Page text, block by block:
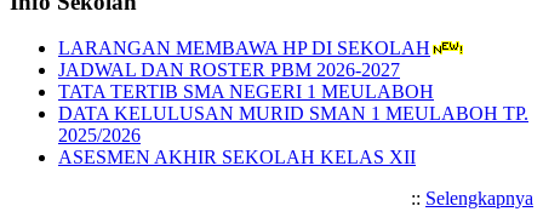
LARANGAN MEMBAWA HP DI SEKOLAH
JADWAL DAN ROSTER PBM 2026-2027
TATA TERTIB SMA NEGERI 1 MEULABOH
DATA KELULUSAN MURID SMAN 1 MEULABOH TP.
2025/2026
ASESMEN AKHIR SEKOLAH KELAS XII
:: Selengkapnya